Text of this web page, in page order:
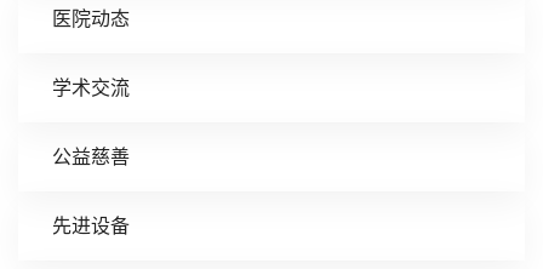
医院动态
学术交流
公益慈善
先进设备